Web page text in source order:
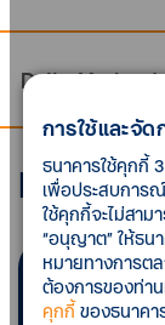
Daily Market
พบ0รายกา
การใช้และจั
ธนาคารใช้คุกกี้
เพื่อประสบการ
ใช้คุกกี้จะไม่สา
“อนุญาต” ให้ธน
หมายทางการต
ต้องการของท่า
คุกกี้ของธนาคา